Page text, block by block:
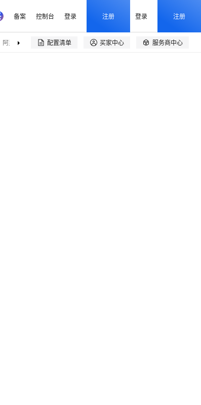
备案 控制台 登录 注册 登录 注册
阿里云精选 伙伴招募
配置清单  买家中心  服务商中心